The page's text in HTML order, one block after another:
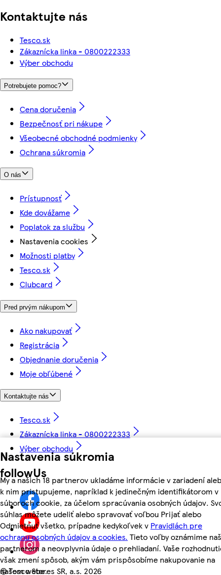
Nastavenia súkromia
My a našich 18 partnerov ukladáme informácie v zariadení
k nim pristupujeme, napríklad k jedinečným identifikátorom v
súboroch cookie, za účelom spracúvania osobných údajov.
súhlas môžete udeliť alebo spravovať voľbou Prijať alebo
Odmietnuť všetko, prípadne kedykoľvek v Pravidlách pre
ochranu osobných údajov a cookies. Tieto voľby oznámime
partnerom a neovplyvnia údaje o prehliadaní. Vaše
však zmení spôsob, akým vám prispôsobíme nakupovanie na
našom webe.
Kontaktujte nás
Tesco.sk
Zákaznícka linka - 0800222333
Výber obchodu
Potrebujete pomoc?
Cena doručenia
Bezpečnosť pri nákupe
Všeobecné obchodné podmienky
Ochrana súkromia
O nás
Prístupnosť
Kde dovážame
Poplatok za službu
Nastavenia cookies
Možnosti platby
Tesco.sk
Clubcard
Pred prvým nákupom
Ako nakupovať
Registrácia
Objednanie doručenia
Moje obľúbené
Kontaktujte nás
Tesco.sk
Zákaznícka linka - 0800222333
Výber obchodu
followUs
©Tesco Stores SR, a.s. 2026